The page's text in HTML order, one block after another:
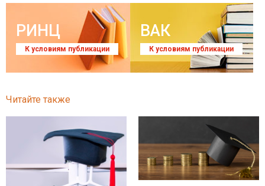
РИНЦ
К условиям публикации
ВАК
К условиям публикации
Читайте также